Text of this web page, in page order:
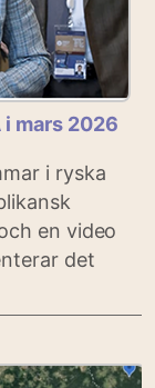
mars 2026
i ryska
en video
det